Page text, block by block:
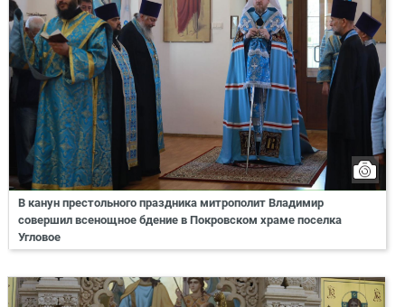
В канун престольного праздника митрополит Владимир
совершил всенощное бдение в Покровском храме поселка
Угловое